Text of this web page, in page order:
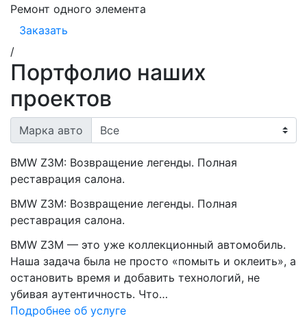
Ремонт одного элемента
Заказать
/
Портфолио наших
проектов
Марка авто
BMW Z3M: Возвращение легенды. Полная
реставрация салона.
BMW Z3M: Возвращение легенды. Полная
реставрация салона.
BMW Z3M — это уже коллекционный автомобиль.
Наша задача была не просто «помыть и оклеить», а
остановить время и добавить технологий, не
убивая аутентичность. Что…
Подробнее об услуге